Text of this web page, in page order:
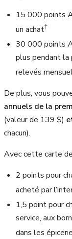
15 000 points
un achat†
30 000 points
plus pendant la
relevés
De plus, vous
annuels de la
(valeur de 139 $)
chacun).
Avec cette carte
2 points pour
acheté par
1,5 point pour
service, aux
dans les